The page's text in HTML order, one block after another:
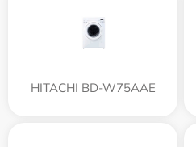
HITACHI BD-W75AAE